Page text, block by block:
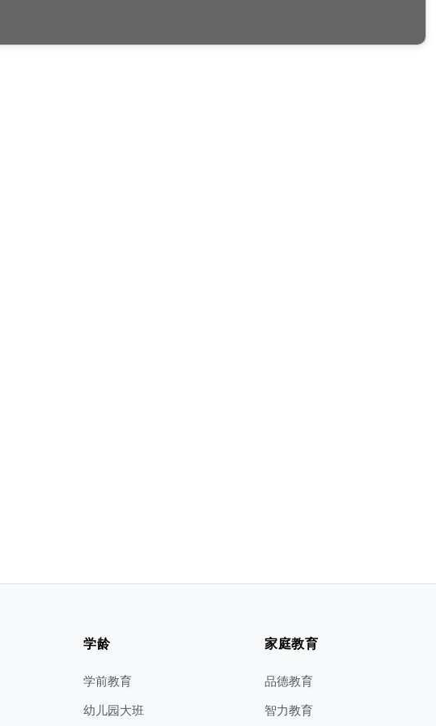
学龄
学前教育
幼儿园大班
家庭教育
品德教育
智力教育